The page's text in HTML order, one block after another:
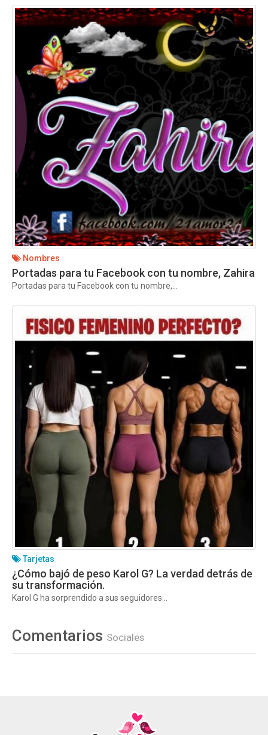
Nombres
Portadas para tu Facebook con tu nombre, Zahira
Portadas para tu Facebook con tu nombre,...
Tarjetas
¿Cómo bajó de peso Karol G? La verdad detrás de
su transformación.
Karol G ha sorprendido a sus seguidores...
Comentarios Sociales